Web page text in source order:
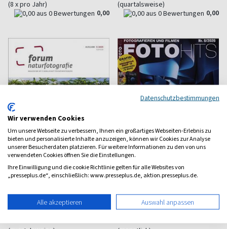
(8 x pro Jahr)
0,00
(quartalsweise)
0,00
Forum Naturfotografie
Tier- und Naturfotografie
Fotohits
Fotografieren und filmen
Datenschutzbestimmungen
Wir verwenden Cookies
Um unsere Webseite zu verbessern, Ihnen ein großartiges Webseiten-Erlebnis zu
bieten und personalisierte Inhalte anzuzeigen, können wir Cookies zur Analyse
unserer Besucherdaten platzieren. Für weitere Informationen zu den von uns
verwendeten Cookies öffnen Sie die Einstellungen.
Ihre Einwilligung und die cookie Richtlinie gelten für alle Websites von
„presseplus.de“, einschließlich: www.presseplus.de, aktion.presseplus.de.
Alle akzeptieren Auswahl anpassen